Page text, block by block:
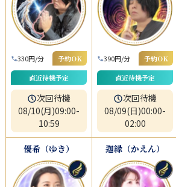
330円/分
予約OK
直近待機予定
次回待機
08/10(月)09:00-
10:59
390円/分
予約OK
直近待機予定
次回待機
08/09(日)00:00-
02:00
優希（ゆき） 迦縁（かえん）